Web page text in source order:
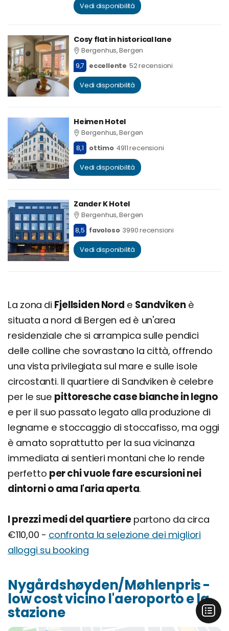
Vedi disponibilità
Cosy flat in historical lane
Bergenhus, Bergen
9,7
eccellente 52 recensioni
Vedi disponibilità
Heimen Hotel
Bergenhus, Bergen
8,1
ottimo 4911 recensioni
Vedi disponibilità
Zander K Hotel
Bergenhus, Bergen
8,5 favoloso 3990 recensioni
Vedi disponibilità
La zona di Fjellsiden Nord e Sandvikenè
situata a nord di Bergen ed è un'area
residenziale che si arrampica sulle pendici
delle colline che sovrastano la città, offrendo
una vista privilegiata sul mare e sulle isole
circostanti. Il quartiere di Sandviken è celebre
per le sue pittoresche case bianche in legno
e per il suo passato legato alla produzione di
legname e stoccaggio di stoccafisso, ma oggi
è amato soprattutto per la sua vicinanza
immediata ai sentieri montani che lo rende
perfetto per chi vuole fare escursioni nei
dintorni o ama l'aria aperta.
I prezzi medi del quartierepartono da circa
€110,00 - confronta la selezione dei migliori
alloggi su booking
Nygårdshøyden/Møhlenpris -
low cost vicino l'aeroporto e la
stazione